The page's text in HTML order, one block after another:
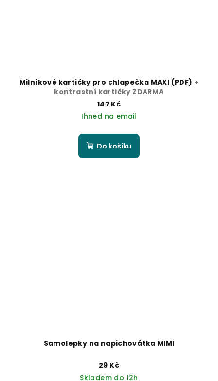
Milníkové kartičky pro chlapečka MAXI (PDF) +
kontrastní kartičky ZDARMA
147 Kč
Ihned na email
Do košíku
Samolepky na napichovátka MIMI
29 Kč
Skladem do 12h